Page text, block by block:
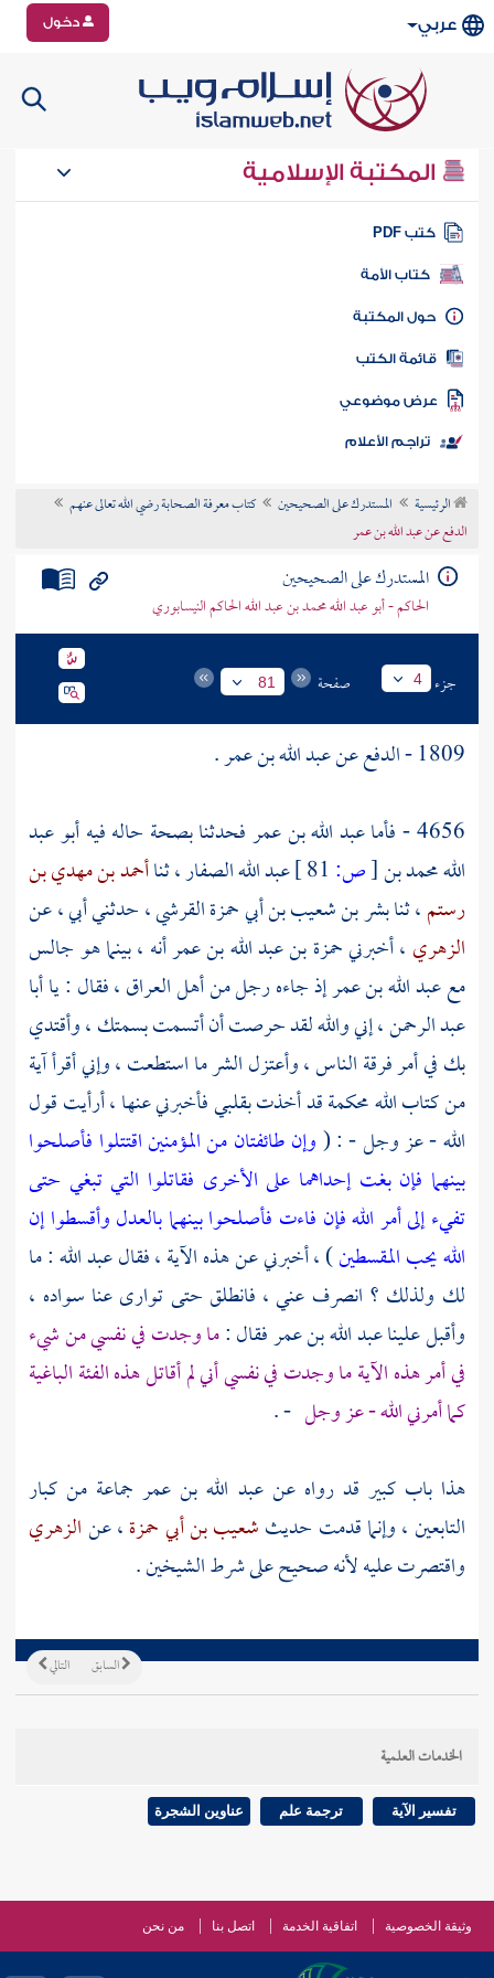
عربي دخول
المكتبة الإسلامية
كتب PDF
كتاب الأمة
المكتبة
الكتب
موضوعي
تراجم الأعلام
الرئيسية المستدرك على الصحيحين
كتاب معرفة الصحابة رضي الله تعالى عنهم
الدفع عن عبد الله بن عمر
المستدرك على الصحيحين
الحاكم - أبو عبد الله محمد بن عبد الله الحاكم النيسابوري
جزء 4 صفحة 81
1809 - الدفع عن عبد الله بن عمر.
4656 - فأما
عبد الله بن عمرفحدثنا بصحة حاله فيهأبو عبد
الله محمد بن[ص: عبد الله الصفار، ثناأحمد بن مهدي بن
رستم، ثنابشر بن شعيب بن أبي حمزة القرشي، حدثني أبي ، عن
الزهري ، أخبرنيحمزة بن عبد الله بن عمرأنه ، بينما هو جالس
مععبد الله بن عمرإذ جاءه رجل منأهل العراق، فقال : ياأبا
عبد الرحمن، إني والله لقد حرصت أن أتسمت بسمتك ، وأقتدي
بك في أمر فرقة الناس ، وأعتزل الشر ما استطعت ، وإني أقرأ آية
من كتاب الله محكمة قد أخذت بقلبي فأخبرني عنها ، أرأيت قول
الله - عز وجل - : (وإن طائفتان من المؤمنين اقتتلوا فأصلحوا
بينهما فإن بغت إحداهما على الأخرى فقاتلوا التي تبغي حتى
تفيء إلى أمر الله فإن فاءت فأصلحوا بينهما بالعدل وأقسطوا إن
الله يحب المقسطين) ، أخبرني عن هذه الآية ، فقالعبد الله: ما
لك ولذلك ؟ انصرف عني ، فانطلق حتى توارى عنا سواده ،
وأقبل عليناعبد الله بن عمرفقال :ما وجدت في نفسي من شيء
في أمر هذه الآية ما وجدت في نفسي أني لم أقاتل هذه الفئة الباغية
كما أمرني الله - عز وجل - .
هذا باب كبير قد رواه عنعبد الله بن عمر جماعة من كبار
التابعين ، وإنما قدمت حديثشعيب بن أبي حمزة، عنالزهري
واقتصرت عليه لأنه صحيح على شرط الشيخين .
التالي السابق
الخدمات العلمية
تفسير الآية ترجمة علم عناوين الشجرة
وثيقة الخصوصية اتفاقية الخدمة اتصل بنا من نحن